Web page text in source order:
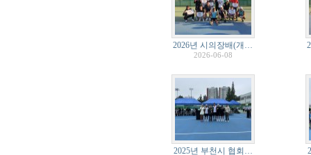
2026년 시의장배(개…
2026-06-08
2025년 부천시 협회…